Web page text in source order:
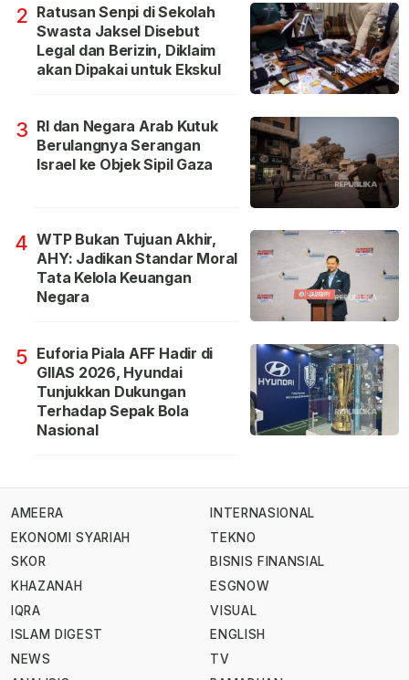
2 Ratusan Senpi di Sekolah
Swasta Jaksel Disebut
Legal dan Berizin, Diklaim
akan Dipakai untuk Ekskul
3 RI dan Negara Arab Kutuk
Berulangnya Serangan
Israel ke Objek Sipil Gaza
4 WTP Bukan Tujuan Akhir,
AHY: Jadikan Standar Moral
Tata Kelola Keuangan
Negara
5 Euforia Piala AFF Hadir di
GIIAS 2026, Hyundai
Tunjukkan Dukungan
Terhadap Sepak Bola
Nasional
AMEERA
EKONOMI SYARIAH
SKOR
KHAZANAH
IQRA
ISLAM DIGEST
NEWS
INTERNASIONAL
TEKNO
BISNIS FINANSIAL
ESGNOW
VISUAL
ENGLISH
TV